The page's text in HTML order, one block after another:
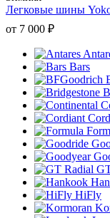
Легковые шины
от 7 000 ₽
Bars
HiFly